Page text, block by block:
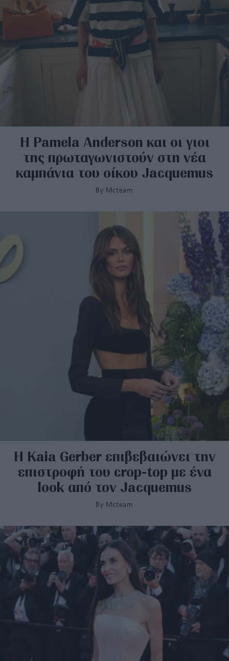
Η Pamela Anderson και οι γιοι
της πρωταγωνιστούν στη νέα
καμπάνια του οίκου Jacquemus
By Mcteam
H Kaia Gerber επιβεβαιώνει την
επιστροφή του crop-top με ένα
look από τον Jacquemus
By Mcteam